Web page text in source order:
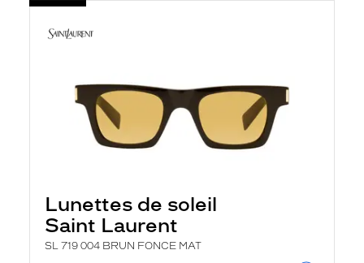
Lunettes de soleil
Saint Laurent
SL 719 004 BRUN FONCE MAT